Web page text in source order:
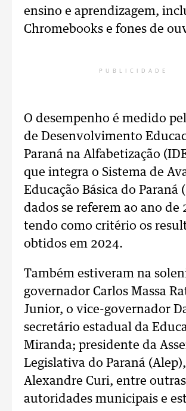
ensino e aprendizagem,
Chromebooks e fones de
PUBLICIDADE
O desempenho é medido
de Desenvolvimento
Paraná na Alfabetização
que integra o Sistema de
Educação Básica do Paraná
dados se referem ao ano de
tendo como critério os
obtidos em 2024.
Também estiveram na
governador Carlos Massa
Junior, o vice-governador
secretário estadual da
Miranda; presidente da
Legislativa do Paraná (Alep),
Alexandre Curi, entre outras
autoridades municipais e